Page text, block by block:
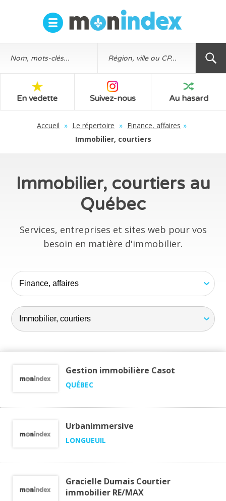
En vedette Suivez-nous Au hasard
Accueil » Le répertoire » Finance, affaires »
Immobilier, courtiers
Immobilier, courtiers au
Québec
Services, entreprises et sites web pour vos
besoin en matière d'immobilier.
Gestion immobilière Casot
QUÉBEC
Urbanimmersive
LONGUEUIL
Gracielle Dumais Courtier
immobilier RE/MAX